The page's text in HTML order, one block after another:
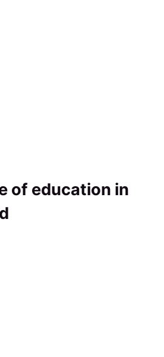
of education in